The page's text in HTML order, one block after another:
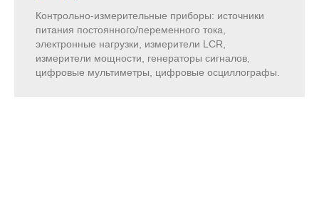
Контрольно-измерительные приборы: источники
питания постоянного/переменного тока,
электронные нагрузки, измерители LCR,
измерители мощности, генераторы сигналов,
цифровые мультиметры, цифровые осциллографы.